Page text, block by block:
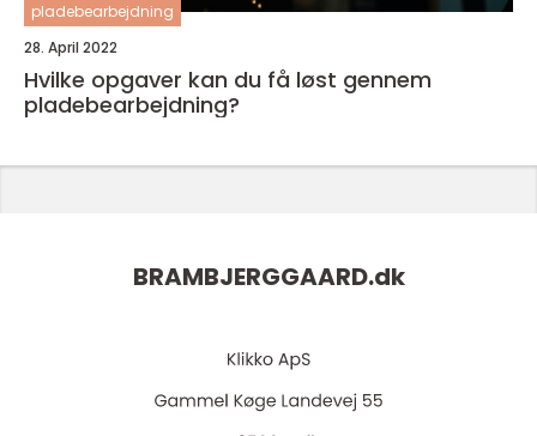
pladebearbejdning
28. April 2022
Hvilke opgaver kan du få løst gennem
pladebearbejdning?
BRAMBJERGGAARD.dk